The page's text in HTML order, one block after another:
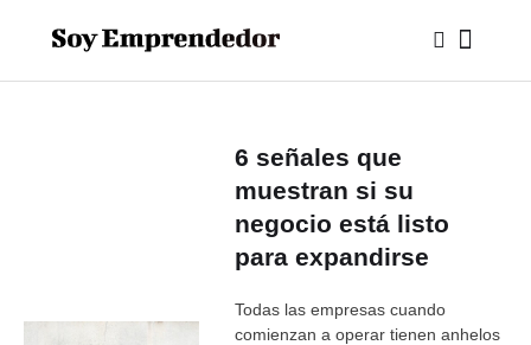
6 señales que
muestran si su
negocio está listo
para expandirse
Todas las empresas cuando
comienzan a operar tienen anhelos